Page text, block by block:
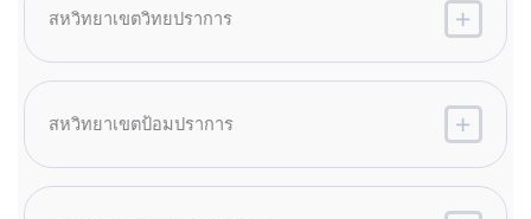
สหวิทยาเขตวิทยปราการ
สหวิทยาเขตป้อมปราการ